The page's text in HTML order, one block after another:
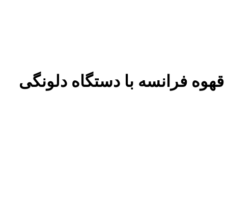
قهوه فرانسه با دستگاه دلونگی